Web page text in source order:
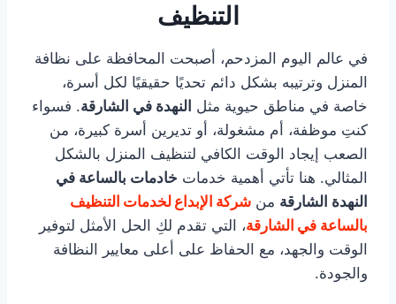
التنظيف
في عالم اليوم المزدحم، أصبحت المحافظة على نظافة
المنزل وترتيبه بشكل دائم تحديًا حقيقيًا لكل أسرة،
خاصة في مناطق حيوية مثل النهدة في الشارقة. فسواء
كنتِ موظفة، أم مشغولة، أو تديرين أسرة كبيرة، من
الصعب إيجاد الوقت الكافي لتنظيف المنزل بالشكل
المثالي. هنا تأتي أهمية خدمات خادمات بالساعة في
النهدة الشارقة من شركة الإبداع لخدمات التنظيف
بالساعة في الشارقة، التي تقدم لكِ الحل الأمثل لتوفير
الوقت والجهد، مع الحفاظ على أعلى معايير النظافة
والجودة.